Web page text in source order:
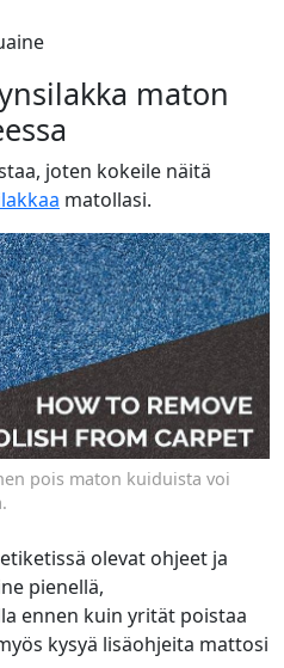
maton
joten kokeile näitä
matollasi.
pois maton kuiduista voi
olevat ohjeet ja
pienellä,
ennen kuin yrität poistaa
kysyä lisäohjeita mattosi